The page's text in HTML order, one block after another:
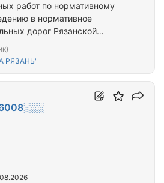
работ по нормативному
в нормативное
дорог Рязанской
учета интенсивности
РЯЗАНЬ"